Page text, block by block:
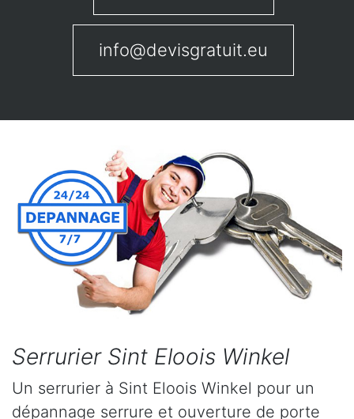
info@devisgratuit.eu
Serrurier Sint Eloois Winkel
Un serrurier à Sint Eloois Winkel pour un
dépannage serrure et ouverture de porte